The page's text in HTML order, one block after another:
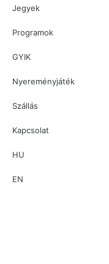
Jegyek
Programok
GYIK
Nyereményjáték
Szállás
Kapcsolat
HU
EN